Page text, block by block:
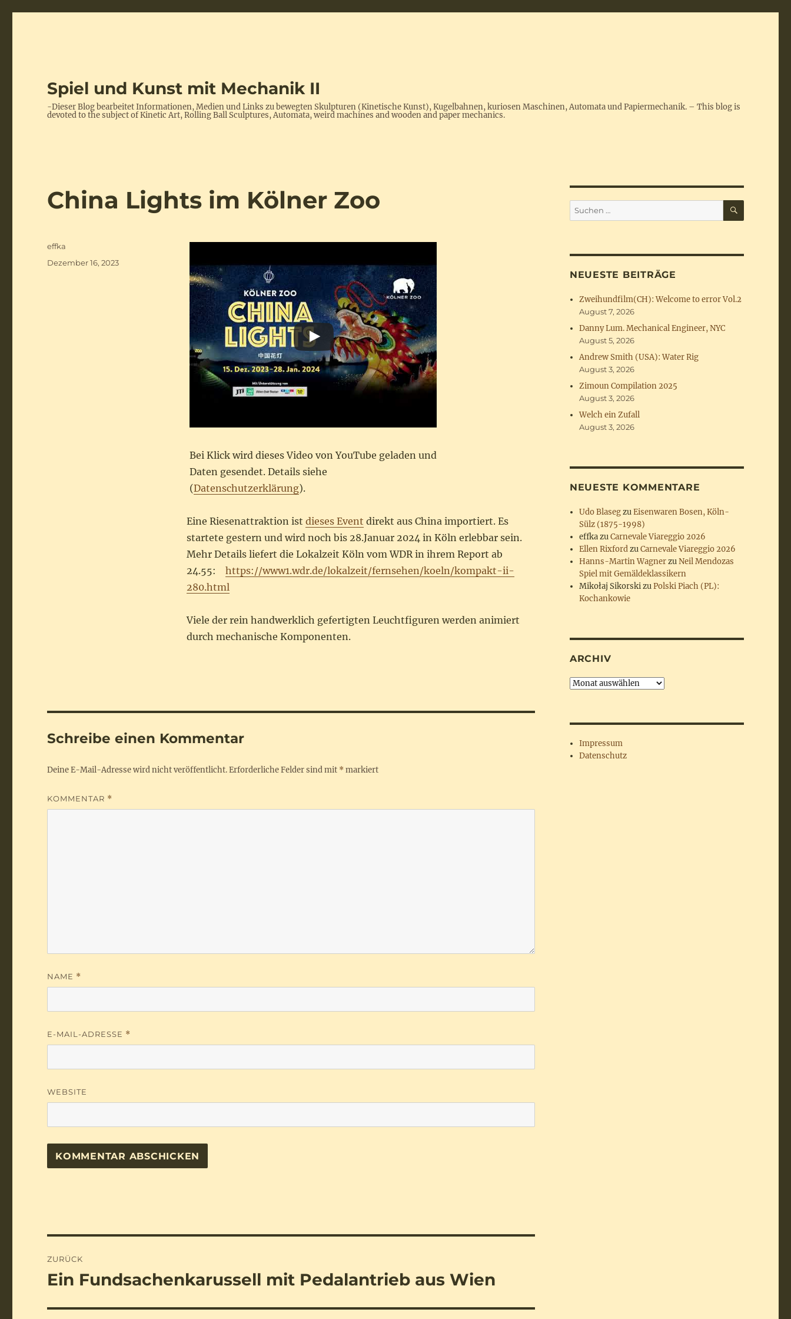
Spiel und Kunst mit Mechanik II
-Dieser Blog bearbeitet Informationen, Medien und Links zu bewegten Skulpturen (Kinetische Kunst), Kugelbahnen, kuriosen Maschinen, Automata und Papiermechanik. – This blog is
devoted to the subject of Kinetic Art, Rolling Ball Sculptures, Automata, weird machines and wooden and paper mechanics.
China Lights im Kölner Zoo
Bei Klick wird dieses Video von YouTube geladen und
Daten gesendet. Details siehe
(Datenschutzerklärung).
Eine Riesenattraktion ist dieses Event direkt aus China importiert. Es
startete gestern und wird noch bis 28.Januar 2024 in Köln erlebbar sein.
Mehr Details liefert die Lokalzeit Köln vom WDR in ihrem Report ab
24.55: https://www1.wdr.de/lokalzeit/fernsehen/koeln/kompakt-ii-
280.html
Viele der rein handwerklich gefertigten Leuchtfiguren werden animiert
durch mechanische Komponenten.
Autor
effka
Veröffentlicht
Dezember 16, 2023
Schreibe einen Kommentar
Deine E-Mail-Adresse wird nicht veröffentlicht.Erforderliche Felder sind mit * markiert
KOMMENTAR *
NAME *
E-MAIL-ADRESSE *
WEBSITE
ZURÜCK
Vorheriger
Ein Fundsachenkarussell mit Pedalantrieb aus Wien
Suchen
nach:
SUCHEN
NEUESTE BEITRÄGE
Zweihundfilm(CH): Welcome to error Vol.2
August 7, 2026
Danny Lum. Mechanical Engineer, NYC
August 5, 2026
Andrew Smith (USA): Water Rig
August 3, 2026
Zimoun Compilation 2025
August 3, 2026
Welch ein Zufall
August 3, 2026
NEUESTE KOMMENTARE
Udo BlasegzuEisenwaren Bosen, Köln-
Sülz (1875-1998)
effkazuCarnevale Viareggio 2026
Ellen RixfordzuCarnevale Viareggio 2026
Hanns-Martin WagnerzuNeil Mendozas
Spiel mit Gemäldeklassikern
Mikołaj SikorskizuPolski Piach (PL):
Kochankowie
ARCHIV
Archiv
Impressum
Datenschutz